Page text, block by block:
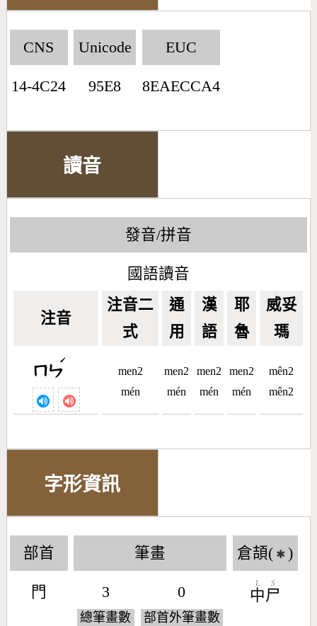
CNS
14-4C24
Unicode
95E8
EUC
8EAECCA4
讀音
發音/拼音
國語讀音
注音
注音二
式
通
用
漢
語
耶
魯
威妥
瑪
ㄇㄣ
ˊ
men2
mén
men2
mén
men2
mén
men2
mén
mên2
mên2
字形資訊
部首
門
筆畫
3
總筆畫數
0
部首外筆畫數
倉頡( ✱ )
中
L
尸
S